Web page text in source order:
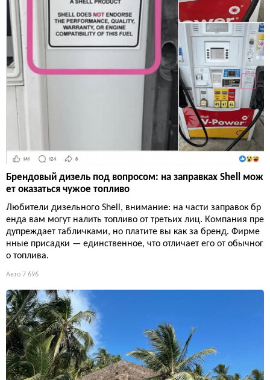
Брендовый дизель под вопросом: на заправках Shell мож
ет оказаться чужое топливо
Любители дизельного Shell, внимание: на части заправок бр
енда вам могут налить топливо от третьих лиц. Компания пре
дупреждает табличками, но платите вы как за бренд. Фирме
нные присадки — единственное, что отличает его от обычног
о топлива.
Авто 7 696